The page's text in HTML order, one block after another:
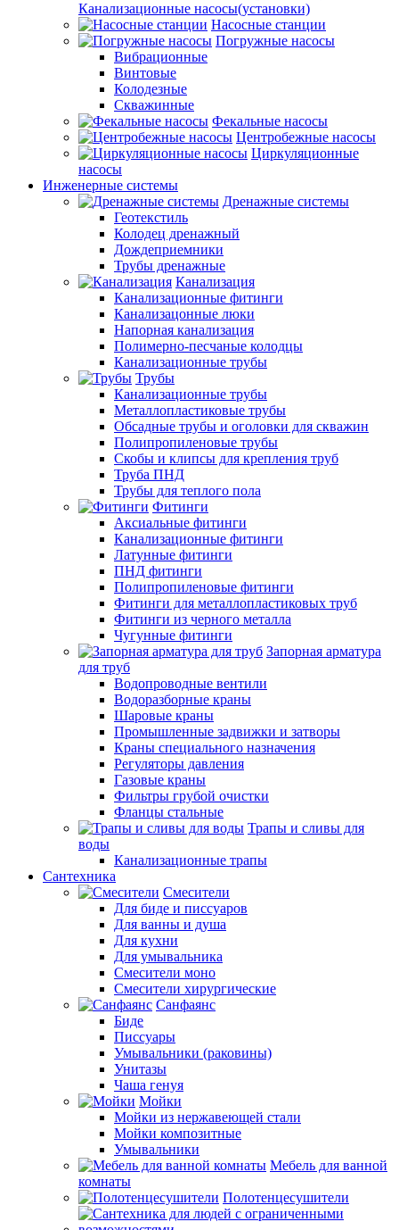
Канализационные насосы(установки)
Насосные станции
Погружные насосы
Вибрационные
Винтовые
Колодезные
Скважинные
Фекальные насосы
Центробежные насосы
Циркуляционные
насосы
Инженерные системы
Дренажные системы
Геотекстиль
Колодец дренажный
Дождеприемники
Трубы дренажные
Канализация
Канализационные фитинги
Канализацонные люки
Напорная канализация
Полимерно-песчаные колодцы
Канализационные трубы
Трубы
Канализационные трубы
Металлопластиковые трубы
Обсадные трубы и оголовки для скважин
Полипропиленовые трубы
Скобы и клипсы для крепления труб
Труба ПНД
Трубы для теплого пола
Фитинги
Аксиальные фитинги
Канализационные фитинги
Латунные фитинги
ПНД фитинги
Полипропиленовые фитинги
Фитинги для металлопластиковых труб
Фитинги из черного металла
Чугунные фитинги
Запорная арматура
для труб
Водопроводные вентили
Водоразборные краны
Шаровые краны
Промышленные задвижки и затворы
Краны специального назначения
Регуляторы давления
Газовые краны
Фильтры грубой очистки
Фланцы стальные
Трапы и сливы для
воды
Канализационные трапы
Сантехника
Смесители
Для биде и писсуаров
Для ванны и душа
Для кухни
Для умывальника
Смесители моно
Смесители хирургические
Санфаянс
Биде
Писсуары
Умывальники (раковины)
Унитазы
Чаша генуя
Мойки
Мойки из нержавеющей стали
Мойки композитные
Умывальники
Мебель для ванной
комнаты
Полотенцесушители